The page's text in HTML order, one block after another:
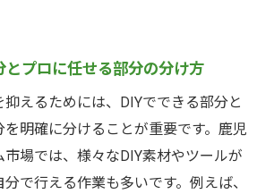
とプロに任せる部分の分け方
抑えるためには、DIYでできる部分と
を明確に分けることが重要です。鹿児
場では、様々なDIY素材やツールが
で行える作業も多いです。例えば、